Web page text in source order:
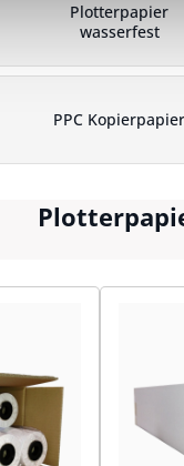
Plotterpapier
wasserfest
PPC Kopierpapier